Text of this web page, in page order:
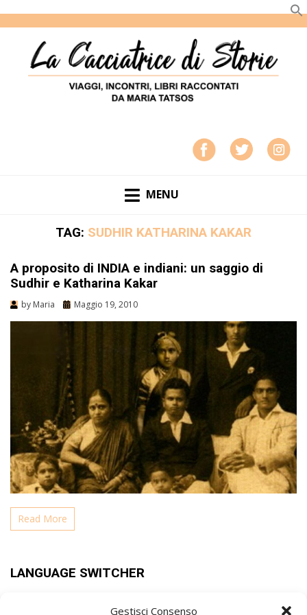
Gestisci Consenso
LA CACCIATRICE DI STORIE
VIAGGI, INCONTRI, LIBRI RACCONTATI DA MARIA
TATSOS
MENU
TAG: SUDHIR KATHARINA KAKAR
A proposito di INDIA e indiani: un saggio di
Sudhir e Katharina Kakar
by Maria Maggio 19, 2010
Read More
LANGUAGE SWITCHER